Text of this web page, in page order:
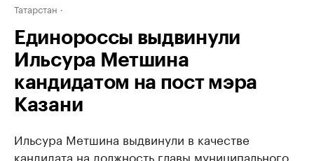
Татарстан
Единороссы выдвинули
Ильсура Метшина
кандидатом на пост мэра
Казани
Ильсура Метшина выдвинули в качестве
кандидата на должность главы муниципального